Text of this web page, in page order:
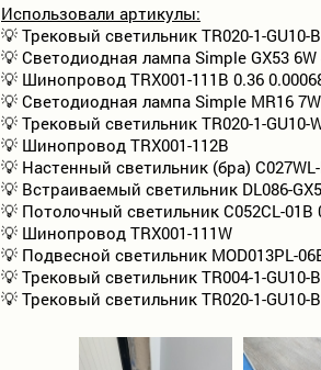
Использовали артикулы:
💡 Трековый светильник TR020-1-GU10-B
💡 Светодиодная лампа Simple GX53 6W
💡 Шинопровод TRX001-111B 0.36
💡 Светодиодная лампа Simple MR16 7W
💡 Трековый светильник TR020-1-GU10-
💡 Шинопровод TRX001-112B
💡 Настенный светильник (бра)
💡 Встраиваемый светильник DL086-
💡 Потолочный светильник C052CL-01B
💡 Шинопровод TRX001-111W
💡 Подвесной светильник MOD013PL-
💡 Трековый светильник TR004-1-GU10-B
💡 Трековый светильник TR020-1-GU10-B